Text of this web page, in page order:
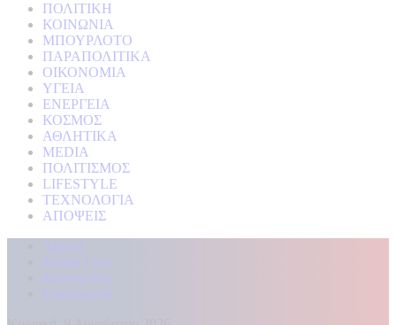
ΠΟΛΙΤΙΚΗ
ΚΟΙΝΩΝΙΑ
ΜΠΟΥΡΛΟΤΟ
ΠΑΡΑΠΟΛΙΤΙΚΑ
ΟΙΚΟΝΟΜΙΑ
ΥΓΕΙΑ
ΕΝΕΡΓΕΙΑ
ΚΟΣΜΟΣ
ΑΘΛΗΤΙΚΑ
MEDIA
ΠΟΛΙΤΙΣΜΟΣ
LIFESTYLE
ΤΕΧΝΟΛΟΓΙΑ
ΑΠΟΨΕΙΣ
Αρχική
Kontra Live
Καταγγελίες
Επικοινωνία